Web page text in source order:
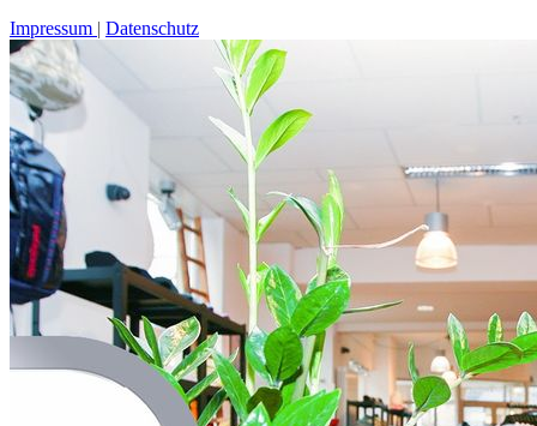
Impressum Datenschutz